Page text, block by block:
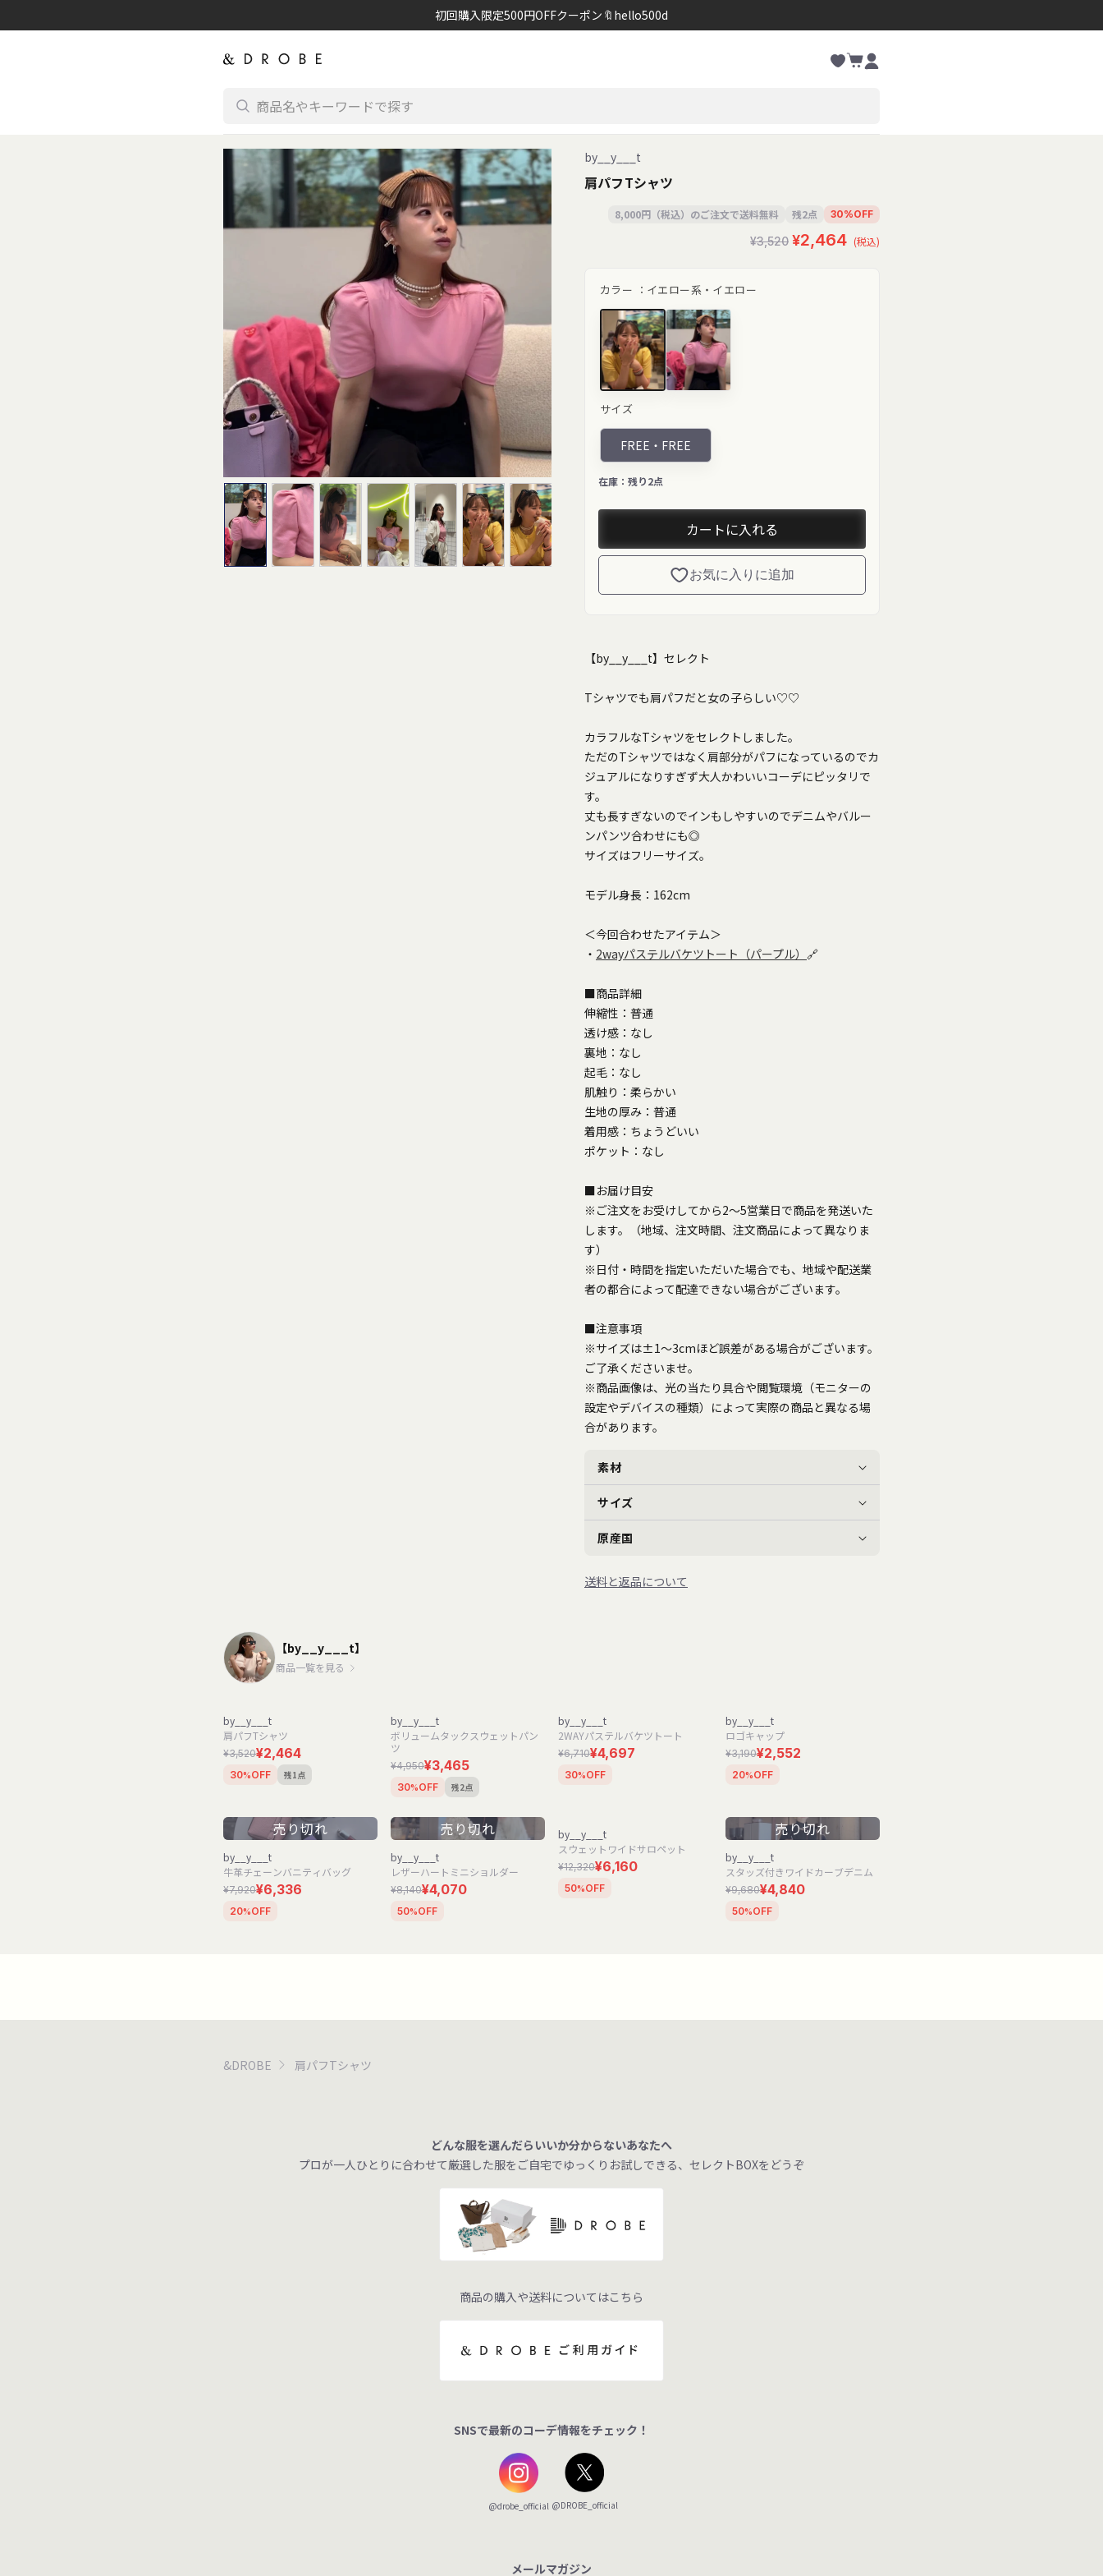
初回購入限定500円OFFクーポン🔖hello500d
に ーロ
by__y___t
肩パフTシャツ
8,000円（税込）のご注文で送料無料 残2点 30%OFF
¥3,520 ¥2,464 (税込)
カラー ： イエロー系・イエロー
class="product-
variant-
picker__image"
width="200"
height="200"
loading="lazy">
variant-
picker__image"
width="200"
height="200"
サイズ
FREE・ FREE
在庫： 残り2点
カートに入れる
お気に入りに追加
【by__y___t】セレクト
Tシャツでも肩パフだと女の子らしい♡♡
カラフルなTシャツをセレクトしました。
ただのTシャツではなく肩部分がパフになっているのでカ
ジュアルになりすぎず大人かわいいコーデにピッタリで
す。
丈も長すぎないのでインもしやすいのでデニムやバルー
ンパンツ合わせにも◎
サイズはフリーサイズ。
モデル身長：162cm
＜今回合わせたアイテム＞
・ 2wayパステルバケツトート（パープル） 🔗
■商品詳細
伸縮性：普通
透け感：なし
裏地：なし
起毛：なし
肌触り：柔らかい
生地の厚み：普通
着用感：ちょうどいい
ポケット：なし
■お届け目安
※ご注文をお受けしてから2～5営業日で商品を発送いた
します。（地域、注文時間、注文商品によって異なりま
す）
※日付・時間を指定いただいた場合でも、地域や配送業
者の都合によって配達できない場合がございます。
■注意事項
※サイズは±1～3cmほど誤差がある場合がございます。
ご了承くださいませ。
※商品画像は、光の当たり具合や閲覧環境（モニターの
設定やデバイスの種類）によって実際の商品と異なる場
合があります。
素材
サイズ
原産国
送料と返品について
【by__y___t】
商品一覧を見る
by__y___t
肩パフTシャツ
¥3,520¥2,464
30%OFF 残1点
by__y___t
ボリュームタックスウェットパン
ツ
¥4,950¥3,465
30%OFF 残2点
by__y___t
2WAYパステルバケツトート
¥6,710¥4,697
30%OFF
by__y___t
ロゴキャップ
¥3,190¥2,552
20%OFF
売り切れ
by__y___t
牛革チェーンバニティバッグ
¥7,920¥6,336
20%OFF
売り切れ
by__y___t
レザーハートミニショルダー
¥8,140¥4,070
50%OFF
by__y___t
スウェットワイドサロペット
¥12,320¥6,160
50%OFF
売り切れ
by__y___t
スタッズ付きワイドカーブデニム
¥9,680¥4,840
50%OFF
&DROBE 肩パフTシャツ
どんな服を選んだらいいか分からないあなたへ
プロが一人ひとりに合わせて厳選した服をご自宅でゆっくりお試しできる、セレクトBOXをどうぞ
商品の購入や送料についてはこちら
SNSで最新のコーデ情報をチェック！
@drobe_official @DROBE_official
メールマガジン